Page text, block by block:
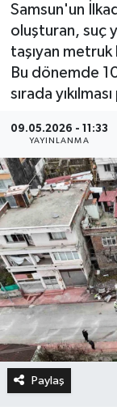
Samsun'un
oluşturan, suç
taşıyan metruk
Bu dönemde
sırada
09.05.2026 - 11:33
YAYINLANMA
Paylaş
Sağlık
Son
Haber